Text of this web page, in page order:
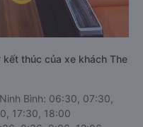
thúc của xe khách The
Bình: 06:30, 07:30,
17:30, 18:00